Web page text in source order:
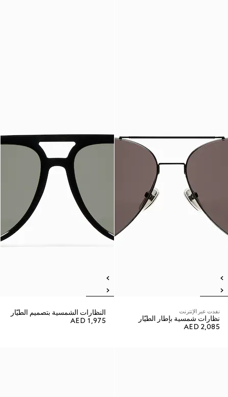
نفدت عبر الإنترنت
نظارات شمسية بإطار الطيّار
AED 2,085
النظارات الشمسية بتصميم الطيّار
AED 1,975